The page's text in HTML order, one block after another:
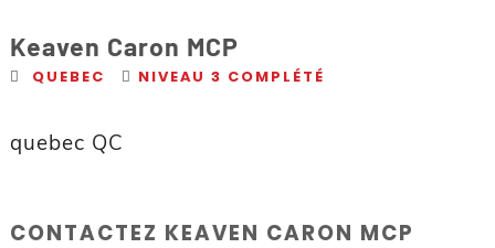
Keaven Caron MCP
QUEBEC NIVEAU 3 COMPLÉTÉ
quebec QC
CONTACTEZ KEAVEN CARON MCP